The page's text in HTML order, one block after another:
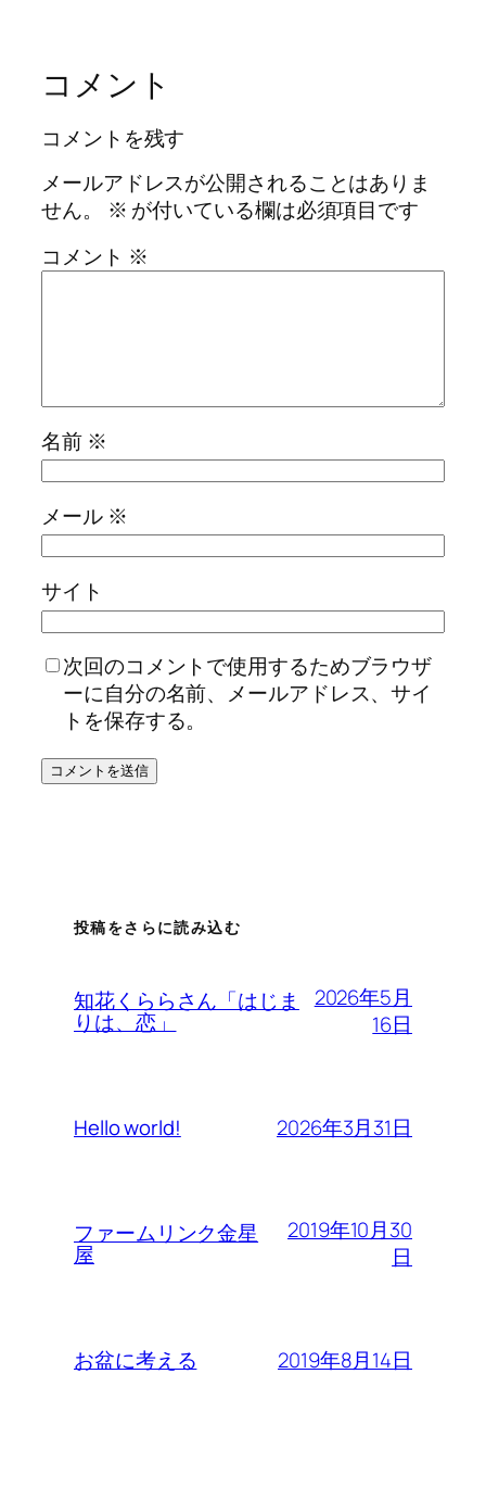
コメント
コメントを残す
メールアドレスが公開されることはありま
せん。
※ が付いている欄は必須項目です
コメント ※
名前 ※
メール ※
サイト
次回のコメントで使用するためブラウザ
ーに自分の名前、メールアドレス、サイ
トを保存する。
投稿をさらに読み込む
知花くららさん「はじま
りは、恋」
2026年5月
16日
Hello world! 2026年3月31日
ファームリンク金星
屋
2019年10月30
日
お盆に考える 2019年8月14日